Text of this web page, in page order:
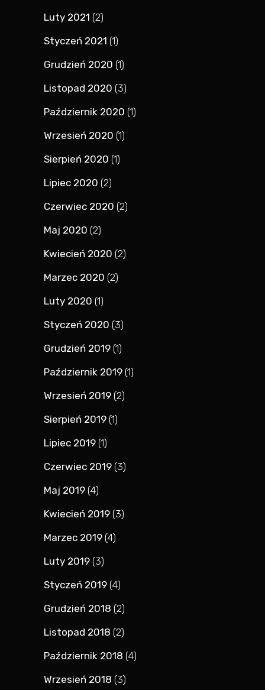
Luty 2021 (2)
Styczeń 2021 (1)
Grudzień 2020 (1)
Listopad 2020 (3)
Październik 2020 (1)
Wrzesień 2020 (1)
Sierpień 2020 (1)
Lipiec 2020 (2)
Czerwiec 2020 (2)
Maj 2020 (2)
Kwiecień 2020 (2)
Marzec 2020 (2)
Luty 2020 (1)
Styczeń 2020 (3)
Grudzień 2019 (1)
Październik 2019 (1)
Wrzesień 2019 (2)
Sierpień 2019 (1)
Lipiec 2019 (1)
Czerwiec 2019 (3)
Maj 2019 (4)
Kwiecień 2019 (3)
Marzec 2019 (4)
Luty 2019 (3)
Styczeń 2019 (4)
Grudzień 2018 (2)
Listopad 2018 (2)
Październik 2018 (4)
Wrzesień 2018 (3)